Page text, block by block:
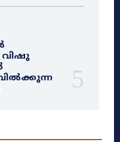
വിഷു